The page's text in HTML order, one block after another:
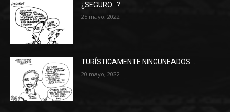
¿SEGURO…?
25 mayo, 2022
TURÍSTICAMENTE NINGUNEADOS…
20 mayo, 2022